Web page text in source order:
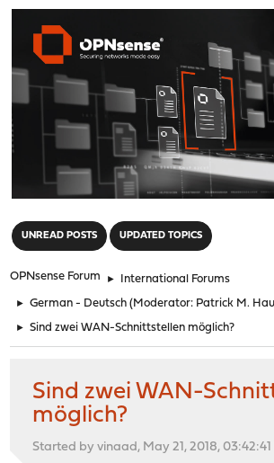
UNREAD POSTS UPDATED TOPICS
OPNsense Forum ► International Forums
► German - Deutsch (Moderator: Patrick M.
► Sind zwei WAN-Schnittstellen möglich?
Sind zwei WAN-
möglich?
Started by vinaad, May 21, 2018, 03:42:41